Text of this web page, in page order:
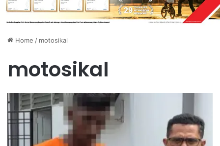
Home / motosikal
motosikal